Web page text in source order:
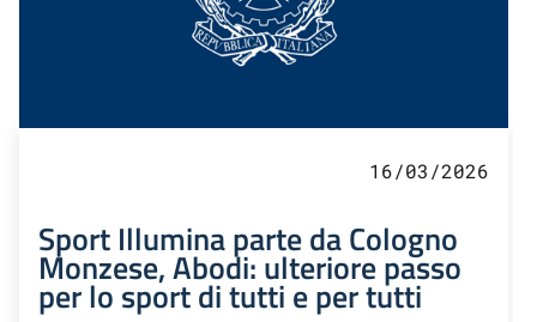
16/03/2026
Sport Illumina parte da Cologno
Monzese, Abodi: ulteriore passo
per lo sport di tutti e per tutti